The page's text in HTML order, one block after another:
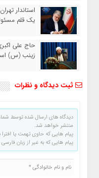
استاندار
یک قلم
حاج‌ علی‌
زینب (س)
ثبت دیدگاه و نظرات
دیدگاه های ارسال شده توسط
منتشر خواهد شد.
پیام هایی که حاوی تهمت یا
پیام هایی که به غیر از زبان